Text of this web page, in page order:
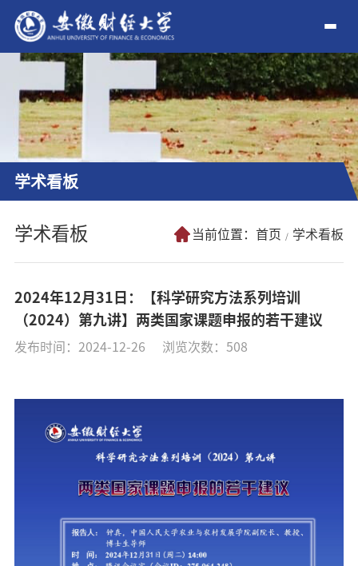
学术看板
学术看板 当前位置： 首页 学术看板
2024年12月31日：【科学研究方法系列培训
（2024）第九讲】两类国家课题申报的若干建议
发布时间：2024-12-26 浏览次数： 508